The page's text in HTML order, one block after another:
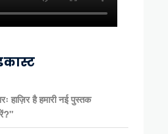
हाज़िर है हमारी नई पुस्तक